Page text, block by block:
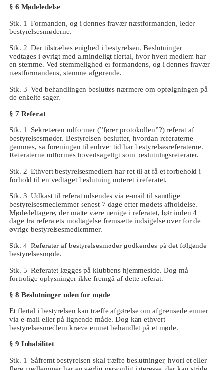
§ 6 Mødeledelse
Stk. 1: Formanden, og i dennes fravær næstformanden, leder
bestyrelsesmøderne.
Stk. 2: Der tilstræbes enighed i bestyrelsen. Beslutninger
vedtages i øvrigt med almindeligt flertal, hvor hvert medlem har
en stemme. Ved stemmelighed er formandens, og i dennes fravær
næstformandens, stemme afgørende.
Stk. 3: Ved behandlingen besluttes nærmere om opfølgningen på
de enkelte sager.
§ 7 Referat
Stk. 1: Sekretæren udformer (”fører protokollen”?) referat af
bestyrelsesmøder. Bestyrelsen beslutter, hvordan referaterne
gemmes, så foreningen til enhver tid har bestyrelsesreferaterne.
Referaterne udformes hovedsageligt som beslutningsreferater.
Stk. 2: Ethvert bestyrelsesmedlem har ret til at få et forbehold i
forhold til en vedtaget beslutning noteret i referatet.
Stk. 3: Udkast til referat udsendes via e-mail til samtlige
bestyrelsesmedlemmer senest 7 dage efter mødets afholdelse.
Mødedeltagere, der måtte være uenige i referatet, bør inden 4
dage fra referatets modtagelse fremsætte indsigelse over for de
øvrige bestyrelsesmedlemmer.
Stk. 4: Referater af bestyrelsesmøder godkendes på det følgende
bestyrelsesmøde.
Stk. 5: Referatet lægges på klubbens hjemmeside. Dog må
fortrolige oplysninger ikke fremgå af dette referat.
§ 8 Beslutninger uden for møde
Et flertal i bestyrelsen kan træffe afgørelse om afgrænsede emner
via e-mail eller på lignende måde. Dog kan ethvert
bestyrelsesmedlem kræve emnet behandlet på et møde.
§ 9 Inhabilitet
Stk. 1: Såfremt bestyrelsen skal træffe beslutninger, hvori et eller